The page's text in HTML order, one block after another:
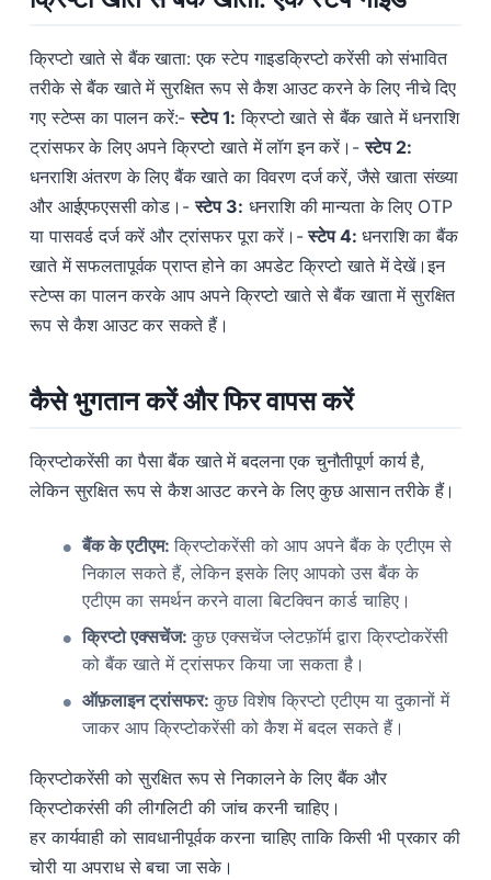
क्रिप्टो खाते से बैंक खाता: एक स्टेप गाइडक्रिप्टो करेंसी को संभावित
तरीके से बैंक खाते में सुरक्षित रूप से कैश आउट करने के लिए नीचे दिए
गए स्टेप्स का पालन करें:-स्टेप 1: क्रिप्टो खाते से बैंक खाते में धनराशि
ट्रांसफर के लिए अपने क्रिप्टो खाते में लॉग इन करें।-स्टेप 2:
धनराशि अंतरण के लिए बैंक खाते का विवरण दर्ज करें, जैसे खाता संख्या
और आईएफएससी कोड।-स्टेप 3: धनराशि की मान्यता के लिए OTP
या पासवर्ड दर्ज करें और ट्रांसफर पूरा करें।-स्टेप 4: धनराशि का बैंक
खाते में सफलतापूर्वक प्राप्त होने का अपडेट क्रिप्टो खाते में देखें।इन
स्टेप्स का पालन करके आप अपने क्रिप्टो खाते से बैंक खाता में सुरक्षित
रूप से कैश आउट कर सकते हैं।
कैसे भुगतान करें और फिर वापस करें
क्रिप्टोकरेंसी का पैसा बैंक खाते में बदलना एक चुनौतीपूर्ण कार्य है,
लेकिन सुरक्षित रूप से कैश आउट करने के लिए कुछ आसान तरीके हैं।
बैंक के एटीएम:क्रिप्टोकरेंसी को आप अपने बैंक के एटीएम से
निकाल सकते हैं, लेकिन इसके लिए आपको उस बैंक के
एटीएम का समर्थन करने वाला बिटक्विन कार्ड चाहिए।
क्रिप्टो एक्सचेंज:कुछ एक्सचेंज प्लेटफ़ॉर्म द्वारा क्रिप्टोकरेंसी
को बैंक खाते में ट्रांसफर किया जा सकता है।
ऑफ़लाइन ट्रांसफर:कुछ विशेष क्रिप्टो एटीएम या दुकानों में
जाकर आप क्रिप्टोकरेंसी को कैश में बदल सकते हैं।
क्रिप्टोकरेंसी को सुरक्षित रूप से निकालने के लिए बैंक और
क्रिप्टोकरंसी की लीगलिटी की जांच करनी चाहिए।
हर कार्यवाही को सावधानीपूर्वक करना चाहिए ताकि किसी भी प्रकार की
चोरी या अपराध से बचा जा सके।